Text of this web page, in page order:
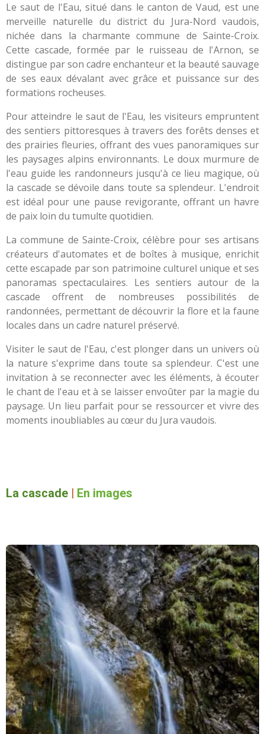
Le saut de l'Eau, situé dans le canton de Vaud, est une
merveille naturelle du district du Jura-Nord vaudois,
nichée dans la charmante commune de Sainte-Croix.
Cette cascade, formée par le ruisseau de l'Arnon, se
distingue par son cadre enchanteur et la beauté sauvage
de ses eaux dévalant avec grâce et puissance sur des
formations rocheuses.
Pour atteindre le saut de l'Eau, les visiteurs empruntent
des sentiers pittoresques à travers des forêts denses et
des prairies fleuries, offrant des vues panoramiques sur
les paysages alpins environnants. Le doux murmure de
l'eau guide les randonneurs jusqu'à ce lieu magique, où
la cascade se dévoile dans toute sa splendeur. L'endroit
est idéal pour une pause revigorante, offrant un havre
de paix loin du tumulte quotidien.
La commune de Sainte-Croix, célèbre pour ses artisans
créateurs d'automates et de boîtes à musique, enrichit
cette escapade par son patrimoine culturel unique et ses
panoramas spectaculaires. Les sentiers autour de la
cascade offrent de nombreuses possibilités de
randonnées, permettant de découvrir la flore et la faune
locales dans un cadre naturel préservé.
Visiter le saut de l'Eau, c'est plonger dans un univers où
la nature s'exprime dans toute sa splendeur. C'est une
invitation à se reconnecter avec les éléments, à écouter
le chant de l'eau et à se laisser envoûter par la magie du
paysage. Un lieu parfait pour se ressourcer et vivre des
moments inoubliables au cœur du Jura vaudois.
La cascade En images